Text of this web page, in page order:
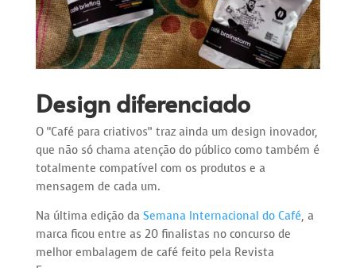
Design diferenciado
O “Café para criativos” traz ainda um design inovador,
que não só chama atenção do público como também é
totalmente compatível com os produtos e a
mensagem de cada um.
Na última edição da Semana Internacional do Café, a
marca ficou entre as 20 finalistas no concurso de
melhor embalagem de café feito pela Revista